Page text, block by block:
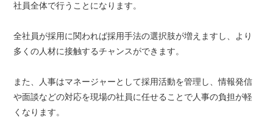
社員全体で行うことになります。
全社員が採用に関われば採用手法の選択肢が増えますし、より
多くの人材に接触するチャンスができます。
また、人事はマネージャーとして採用活動を管理し、情報発信
や面談などの対応を現場の社員に任せることで人事の負担が軽
くなります。